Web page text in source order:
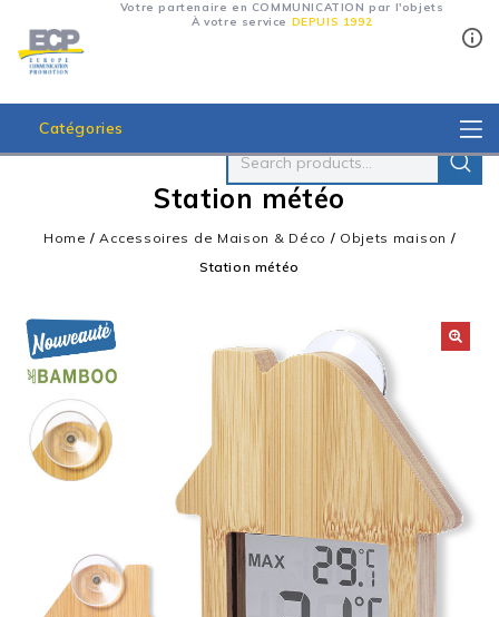
Votre partenaire en COMMUNICATION par l'objets
À votre service DEPUIS 1992
Catégories
Station météo
Home /Accessoires de Maison & Déco / Objets maison /
Station météo